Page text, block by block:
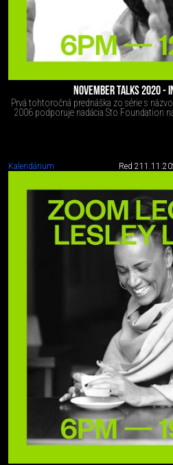
NOVEMBER TALKS 2020 -
Prvá tohtoročná prednáška zo série s
2006 podporuje nadácia Sto Foundation
Kalendárium Red 2